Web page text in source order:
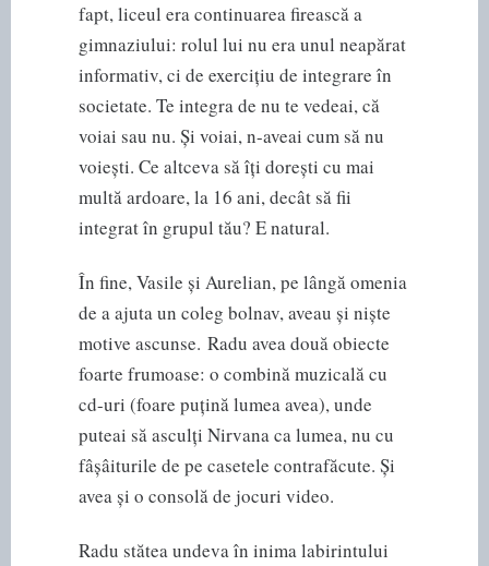
fapt, liceul era continuarea firească a
gimnaziului: rolul lui nu era unul neapărat
informativ, ci de exercițiu de integrare în
societate. Te integra de nu te vedeai, că
voiai sau nu. Și voiai, n-aveai cum să nu
voiești. Ce altceva să îți dorești cu mai
multă ardoare, la 16 ani, decât să fii
integrat în grupul tău? E natural.
În fine, Vasile și Aurelian, pe lângă omenia
de a ajuta un coleg bolnav, aveau și niște
motive ascunse. Radu avea două obiecte
foarte frumoase: o combină muzicală cu
cd-uri (foare puțină lumea avea), unde
puteai să asculți Nirvana ca lumea, nu cu
fâșâiturile de pe casetele contrafăcute. Și
avea și o consolă de jocuri video.
Radu stătea undeva în inima labirintului